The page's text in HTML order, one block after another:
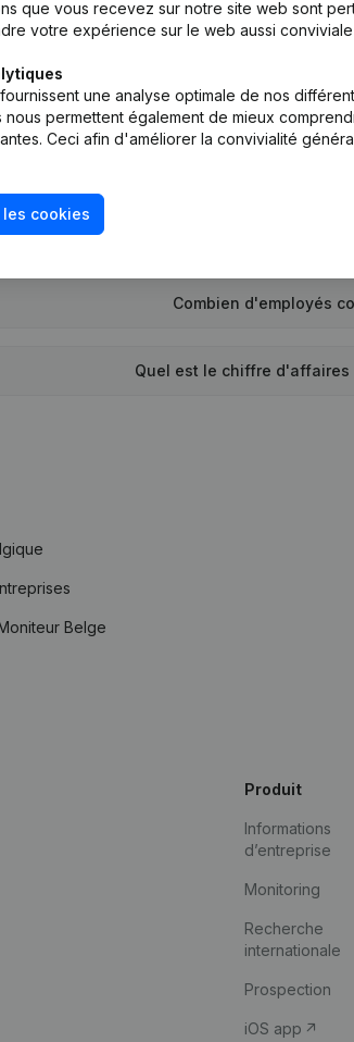
Quel est l'identifiant
Quand la société Enfants
À quand remonte la dernière fois que
Combien d'employés
Quel est le chiffre d'affaires
Belge
que vous recevez sur notre site web sont
votre expérience sur le web aussi
une analyse optimale de nos
nous permettent également de mieux
Ceci afin d'améliorer la convivialité
cookies
Produit
Informations
d’entreprise
Monitoring
Recherche
internationale
Prospection
iOS app